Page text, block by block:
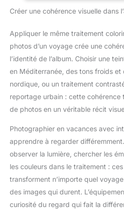
signatures ou infrographies
: systèmes Windows 10/8/7; Mac
graphisme : Photo-shop, Painter,
Créer une cohérence visuelle dans
Appliquer le même traitement
photos d’un voyage crée une
l’identité de l’album. Choisir une
en Méditerranée, des tons froids et
nordique, ou un traitement
reportage urbain : cette cohérence
de photos en un véritable récit
Photographier en vacances avec
apprendre à regarder différemment.
observer la lumière, chercher les
les couleurs dans le traitement :
transforment n’importe quel
des images qui durent.
curiosité du regard qui fait la